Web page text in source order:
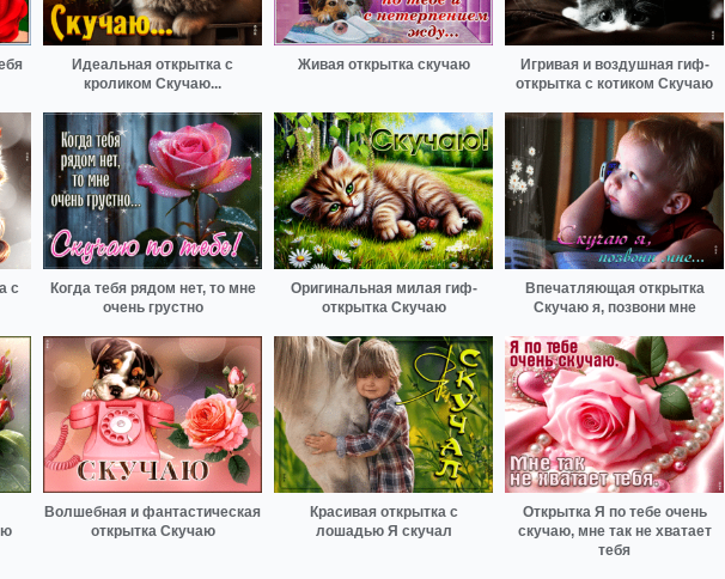
Идеальная открытка с
кроликом Скучаю...
Живая открытка скучаю
Игривая и воздушная гиф-
открытка с котиком Скучаю
с
Когда тебя рядом нет, то мне
очень грустно
Оригинальная милая гиф-
открытка Скучаю
Впечатляющая открытка
Скучаю я, позвони мне
Волшебная и фантастическая
открытка Скучаю
Красивая открытка с
лошадью Я скучал
Открытка Я по тебе очень
скучаю, мне так не хватает
тебя